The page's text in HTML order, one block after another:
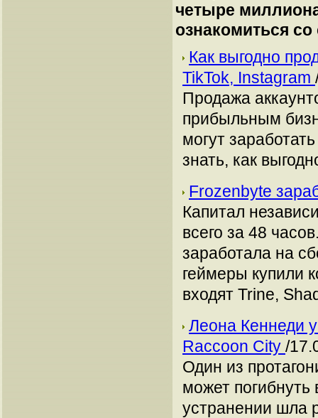
четыре
ознакомиться
Как выгодно
TikTok, Instagram
Продажа
прибыльным
могут
знать, как
Frozenbyte
Капитал
всего за 48
заработала на
геймеры купили
входят Trine,
Леона Кеннеди
Raccoon City /
Один из
может
устранении шла